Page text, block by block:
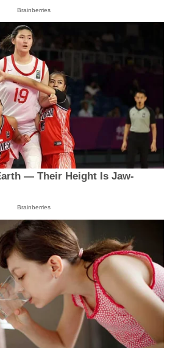
Brainberries
— Their Height Is Jaw-
Brainberries